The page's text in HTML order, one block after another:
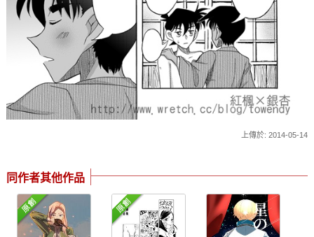
上傳於: 2014-05-14
同作者其他作品